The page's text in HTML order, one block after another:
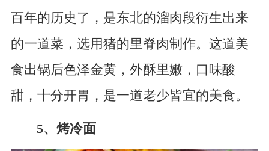
百年的历史了，是东北的溜肉段衍生出来
的一道菜，选用猪的里脊肉制作。这道美
食出锅后色泽金黄，外酥里嫩，口味酸
甜，十分开胃，是一道老少皆宜的美食。
5、烤冷面